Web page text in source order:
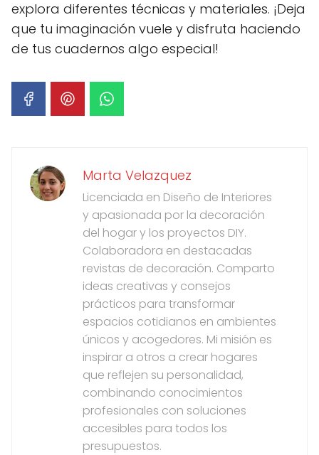
explora diferentes técnicas y materiales. ¡Deja
que tu imaginación vuele y disfruta haciendo
de tus cuadernos algo especial!
Marta Velazquez
Licenciada en Diseño de Interiores
y apasionada por la decoración
del hogar y los proyectos DIY.
Colaboradora en destacadas
revistas de decoración. Comparto
ideas creativas y consejos
prácticos para transformar
espacios cotidianos en ambientes
únicos y acogedores. Mi misión es
inspirar a otros a crear hogares
que reflejen su personalidad,
combinando conocimientos
profesionales con soluciones
accesibles para todos los
presupuestos.